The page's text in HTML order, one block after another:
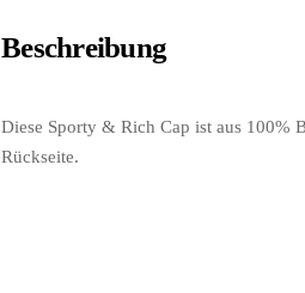
Beschreibung
Diese Sporty & Rich Cap ist aus 100%
Rückseite.